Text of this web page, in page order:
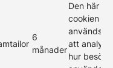
6
månader
Den här
cookien
används
att
hur